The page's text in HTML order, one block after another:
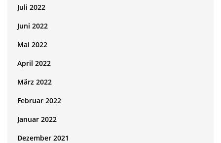
Juli 2022
Juni 2022
Mai 2022
April 2022
März 2022
Februar 2022
Januar 2022
Dezember 2021